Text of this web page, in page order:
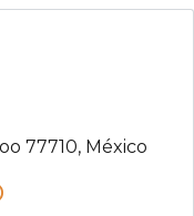
77710, México